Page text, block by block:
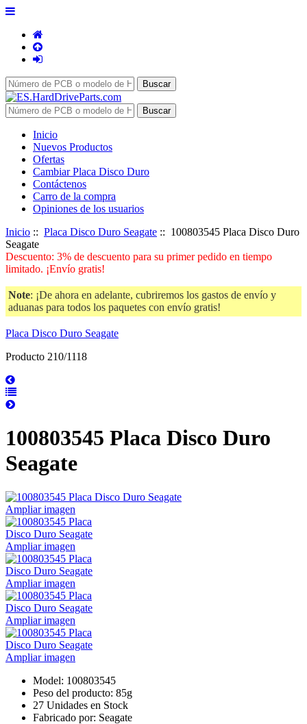
Inicio
Nuevos Productos
Ofertas
Cambiar Placa Disco Duro
Contáctenos
Carro de la compra
Opiniones de los usuarios
Inicio :: Placa Disco Duro Seagate :: 100803545 Placa Disco Duro
Seagate
Descuento: 3% de descuento para su primer pedido en tiempo
limitado. ¡Envío gratis!
Note: ¡De ahora en adelante, cubriremos los gastos de envío y
aduanas para todos los paquetes con envío gratis!
Placa Disco Duro Seagate
Producto 210/1118
100803545 Placa Disco Duro
Seagate
Ampliar imagen
Ampliar imagen
Ampliar imagen
Ampliar imagen
Ampliar imagen
Model: 100803545
Peso del producto: 85g
27 Unidades en Stock
Fabricado por: Seagate